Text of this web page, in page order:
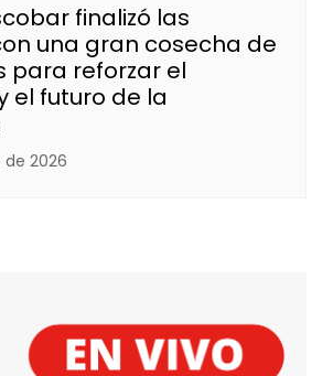
finalizó las
una gran cosecha de
para reforzar el
el futuro de la
2026